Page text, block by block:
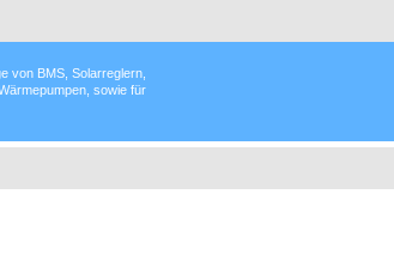
von BMS, Solarreglern,
sowie für